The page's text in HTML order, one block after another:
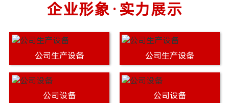
企业形象·实力展示
公司生产设备 公司生产设备
公司设备 公司设备